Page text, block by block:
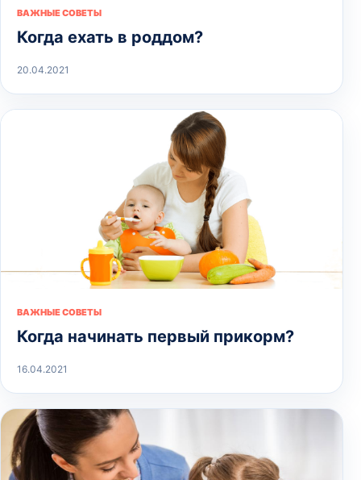
ВАЖНЫЕ СОВЕТЫ
Когда ехать в роддом?
20.04.2021
ВАЖНЫЕ СОВЕТЫ
Когда начинать первый прикорм?
16.04.2021